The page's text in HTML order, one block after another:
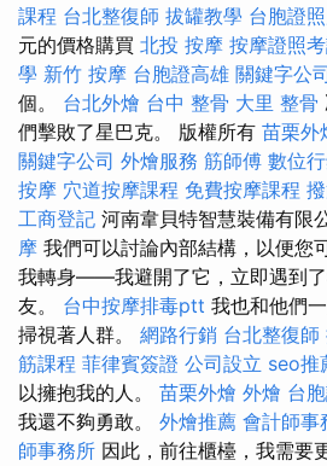
課程 台北整復師 拔罐教學 台胞證
元的價格購買 北投 按摩 按摩證照
學 新竹 按摩 台胞證高雄 關鍵字公
個。 台北外燴 台中 整骨 大里 整骨
們擊敗了星巴克。 版權所有 苗栗外
關鍵字公司 外燴服務 筋師傅 數位
按摩 穴道按摩課程 免費按摩課程
工商登記 河南韋貝特智慧裝備有限
摩 我們可以討論內部結構，以便您
我轉身——我避開了它，立即遇到
友。 台中按摩排毒ptt 我也和他們
掃視著人群。 網路行銷 台北整復師
筋課程 菲律賓簽證 公司設立 seo推
以擁抱我的人。 苗栗外燴 外燴 台
我還不夠勇敢。 外燴推薦 會計師事
師事務所 因此，前往櫃檯，我需要